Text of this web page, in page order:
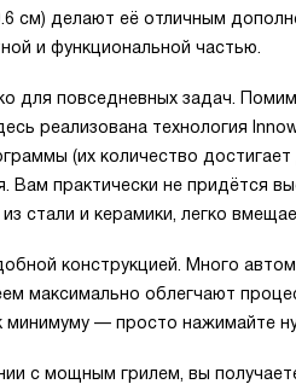
см) делают её отличным
и функциональной частью.
для повседневных задач.
реализована технология
(их количество
практически не придётся
стали и керамики, легко
конструкцией. Много
максимально облегчают
— просто нажимайте
с мощным грилем, вы